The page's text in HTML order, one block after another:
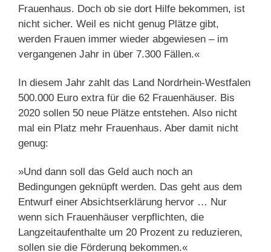
Frauenhaus. Doch ob sie dort Hilfe bekommen, ist
nicht sicher. Weil es nicht genug Plätze gibt,
werden Frauen immer wieder abgewiesen – im
vergangenen Jahr in über 7.300 Fällen.«
In diesem Jahr zahlt das Land Nordrhein-Westfalen
500.000 Euro extra für die 62 Frauenhäuser. Bis
2020 sollen 50 neue Plätze entstehen. Also nicht
mal ein Platz mehr Frauenhaus. Aber damit nicht
genug:
»Und dann soll das Geld auch noch an
Bedingungen geknüpft werden. Das geht aus dem
Entwurf einer Absichtserklärung hervor … Nur
wenn sich Frauenhäuser verpflichten, die
Langzeitaufenthalte um 20 Prozent zu reduzieren,
sollen sie die Förderung bekommen.«